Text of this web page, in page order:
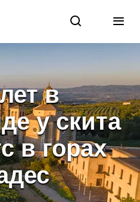
в
у скита
в горах